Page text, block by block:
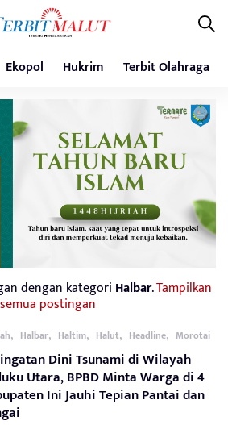
Ekopol Hukrim Terbit Olahraga
dengan kategori Halbar.Tampilkan
semua postingan
, Halbar, Haltim, Halut, Headline, Morotai
Dini Tsunami di Wilayah
Utara, BPBD Minta Warga di 4
Ini Jauhi Tepian Pantai dan